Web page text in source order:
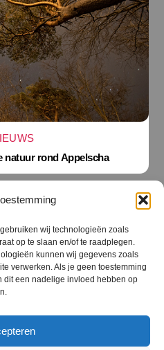
wij technologieën zoals
op te slaan en/of te raadplegen.
kunnen wij gegevens zoals
verwerken. Als je geen toestemming
dit een nadelige invloed hebben op
natuur rond Appelscha
Terug
naar
boven
ANBI